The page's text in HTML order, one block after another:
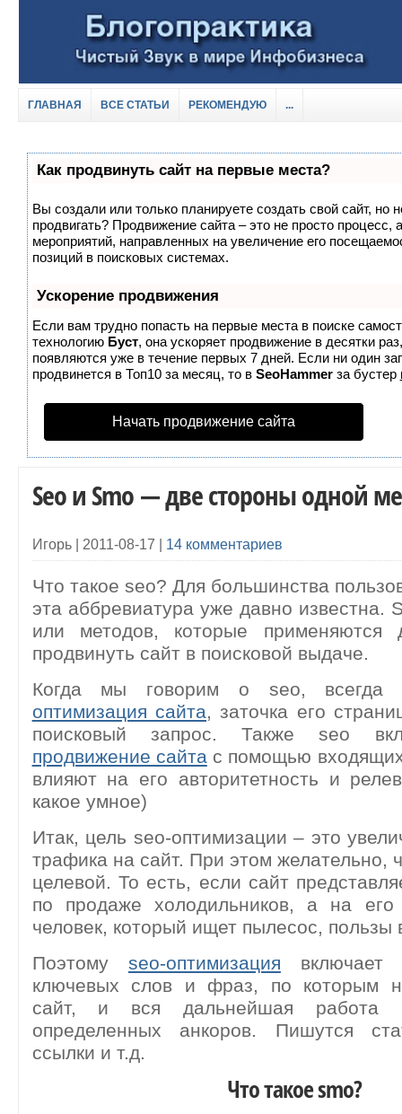
ГЛАВНАЯ ВСЕ СТАТЬИ РЕКОМЕНДУЮ ...
Как продвинуть сайт на первые места?
Вы создали или только планируете создать свой сайт, но
продвигать? Продвижение сайта – это не просто процесс,
мероприятий, направленных на увеличение его
позиций в поисковых системах.
Ускорение продвижения
Если вам трудно попасть на первые места в поиске
технологию Буст, она ускоряет продвижение в десятки
появляются уже в течение первых 7 дней. Если ни один
продвинется в Топ10 за месяц, то в SeoHammerза бустер
Начать продвижение сайта
Seo и Smo — две стороны одной
Игорь | 2011-08-17 | 14 комментариев
Что такое seo? Для большинства
эта аббревиатура уже давно известна.
или методов, которые применяются
продвинуть сайт в поисковой выдаче.
Когда мы говорим о seo, всегда
оптимизация сайта , заточка его
поисковый запрос. Также seo
продвижение сайта с помощью
влияют на его авторитетность и
какое умное)
Итак, цель seo-оптимизации – это
трафика на сайт. При этом желательно,
целевой. То есть, если сайт
по продаже холодильников, а на его
человек, который ищет пылесос, пользы
Поэтому seo-оптимизация включает
ключевых слов и фраз, по которым
сайт, и вся дальнейшая работа
определенных анкоров. Пишутся
ссылки и т.д.
Что такое smo?